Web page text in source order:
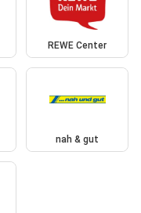
REWE Center
nah & gut